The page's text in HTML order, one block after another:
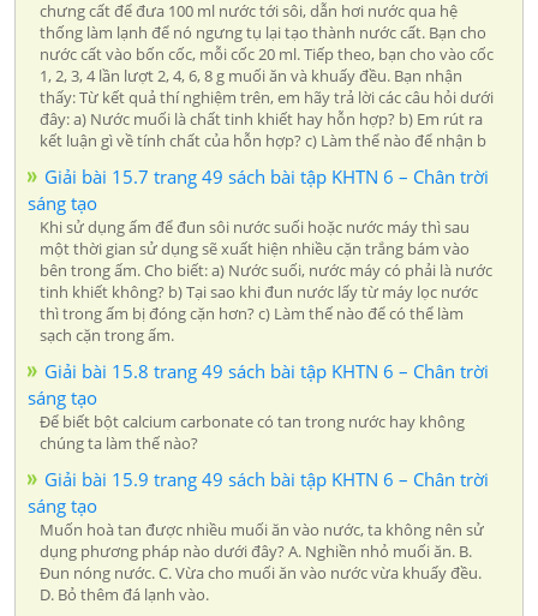
chưng cất để đưa 100 ml nước tới sôi, dẫn hơi nước qua hệ
thống làm lạnh để nó ngưng tụ lại tạo thành nước cất. Bạn cho
nước cất vào bốn cốc, mỗi cốc 20 ml. Tiếp theo, bạn cho vào cốc
1, 2, 3, 4 lần lượt 2, 4, 6, 8 g muối ăn và khuấy đều. Bạn nhận
thấy: Từ kết quả thí nghiệm trên, em hãy trả lời các câu hỏi dưới
đây: a) Nước muối là chất tinh khiết hay hỗn hợp? b) Em rút ra
kết luận gì về tính chất của hỗn hợp? c) Làm thể nào để nhận b
Giải bài 15.7 trang 49 sách bài tập KHTN 6 – Chân trời
sáng tạo
Khi sử dụng ấm để đun sôi nước suối hoặc nước máy thì sau
một thời gian sử dụng sẽ xuất hiện nhiều cặn trắng bám vào
bên trong ấm. Cho biết: a) Nước suối, nước máy có phải là nước
tinh khiết không? b) Tại sao khi đun nước lấy từ máy lọc nước
thì trong ấm bị đóng cặn hơn? c) Làm thế nào để có thể làm
sạch cặn trong ấm.
Giải bài 15.8 trang 49 sách bài tập KHTN 6 – Chân trời
sáng tạo
Để biết bột calcium carbonate có tan trong nước hay không
chúng ta làm thế nào?
Giải bài 15.9 trang 49 sách bài tập KHTN 6 – Chân trời
sáng tạo
Muốn hoà tan được nhiều muối ăn vào nước, ta không nên sử
dụng phương pháp nào dưới đây? A. Nghiền nhỏ muối ăn. B.
Đun nóng nước. C. Vừa cho muối ăn vào nước vừa khuấy đều.
D. Bỏ thêm đá lạnh vào.